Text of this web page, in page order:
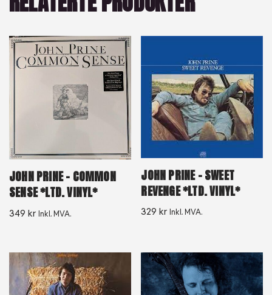
JOHN PRINE – COMMON
SENSE *LTD. VINYL*
349 kr Inkl. MVA.
JOHN PRINE – SWEET
REVENGE *LTD. VINYL*
329kr Inkl. MVA.